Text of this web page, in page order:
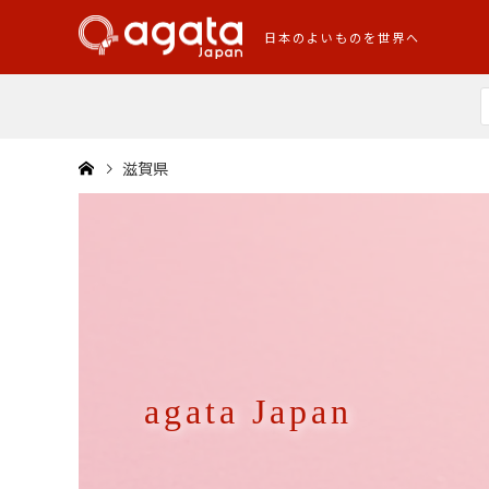
日本のよいものを世界へ
滋賀県
agata Japan